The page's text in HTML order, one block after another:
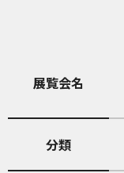
展覧会名
分類